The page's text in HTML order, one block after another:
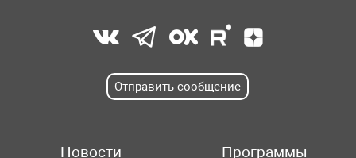
Отправить сообщение
Новости
Программы